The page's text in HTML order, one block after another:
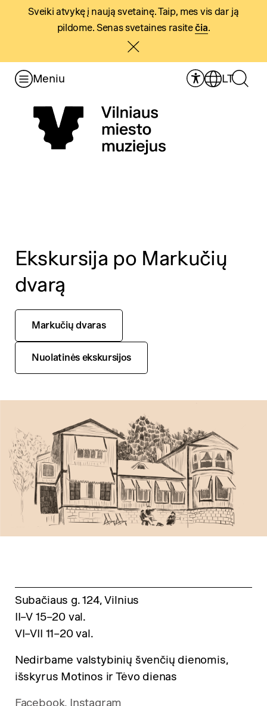
Sveiki atvykę į naują svetainę. Taip, mes vis dar ją
pildome. Senas svetaines rasitečia.
Meniu LT
Markučių dvaras
Nuolatinės ekskursijos
Ekskursija po Markučių
dvarą
Subačiaus g. 124, Vilnius
II–V 15–20 val.
VI–VII 11–20 val.
Nedirbame valstybinių švenčių dienomis,
išskyrus Motinos ir Tėvo dienas
Facebook, Instagram